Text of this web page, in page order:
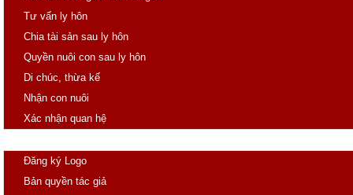
Tư vấn ly hôn
Chia tài sản sau ly hôn
Quyền nuôi con sau ly hôn
Di chúc, thừa kế
Nhận con nuôi
Xác nhận quan hệ
Đăng ký Logo
Bản quyền tác giả